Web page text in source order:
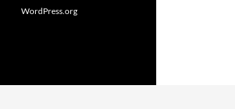
WordPress.org